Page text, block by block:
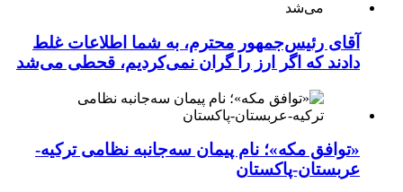
آقای رئیس‌جمهور محترم، به شما اطلاعات غلط
دادند که اگر ارز را گران نمی‌کردیم، قحطی می‌شد
«توافق مکه»؛ نام پیمان سه‌جانبه نظامی ترکیه-
عربستان-پاکستان